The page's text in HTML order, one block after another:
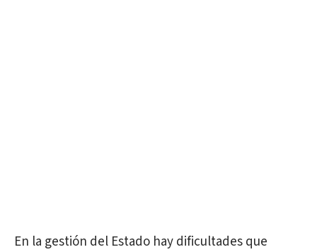
En la gestión del Estado hay dificultades que